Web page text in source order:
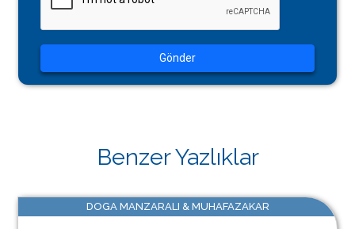
Gönder
Benzer Yazlıklar
DOGA MANZARALI & MUHAFAZAKAR